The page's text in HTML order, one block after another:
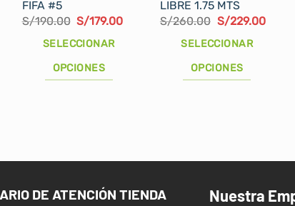
FIFA #5
S/190.00 El
precio
original
S/190.00.
S/179.00El
SELECCIONAR
OPCIONES
variantes.
opciones
LIBRE 1.75 MTS
S/260.00 El
precio
original
S/260.00.
S/229.00El
SELECCIONAR
OPCIONES
variantes.
opciones
DE ATENCIÓN TIENDA
Nuestra